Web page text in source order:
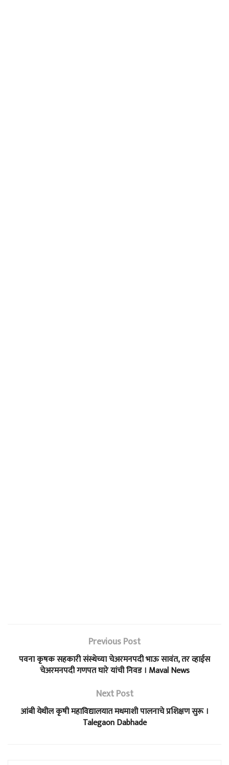
Previous Post
पवना कृषक सहकारी संस्थेच्या चेअरमनपदी भाऊ सावंत, तर व्हाईस
चेअरमनपदी गणपत घारे यांची निवड । Maval News
Next Post
आंबी येथील कृषी महाविद्यालयात मधमाशी पालनाचे प्रशिक्षण सुरू ।
Talegaon Dabhade